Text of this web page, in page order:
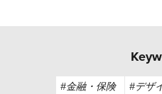
#金融・保険 #デザ